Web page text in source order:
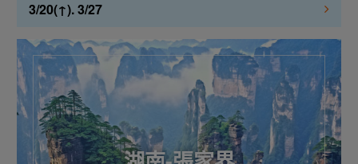
3/20(↑). 3/27